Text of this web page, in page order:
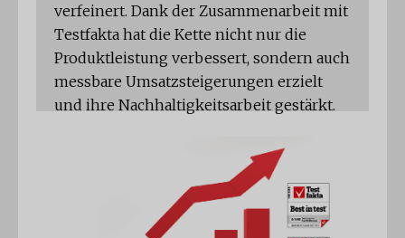
verfeinert. Dank der Zusammenarbeit mit
Testfakta hat die Kette nicht nur die
Produktleistung verbessert, sondern auch
messbare Umsatzsteigerungen erzielt
und ihre Nachhaltigkeitsarbeit gestärkt.